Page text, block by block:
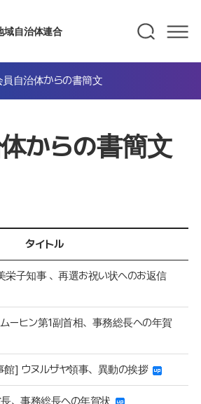
域自治体連合
員自治体からの書簡文
からの書簡文
タイトル
子知事 、再選お祝い状へのお返信
ーヒン第1副首相、事務総長への年賀
館] ウヌルザヤ領事、異動の挨拶
、事務総長への年賀状